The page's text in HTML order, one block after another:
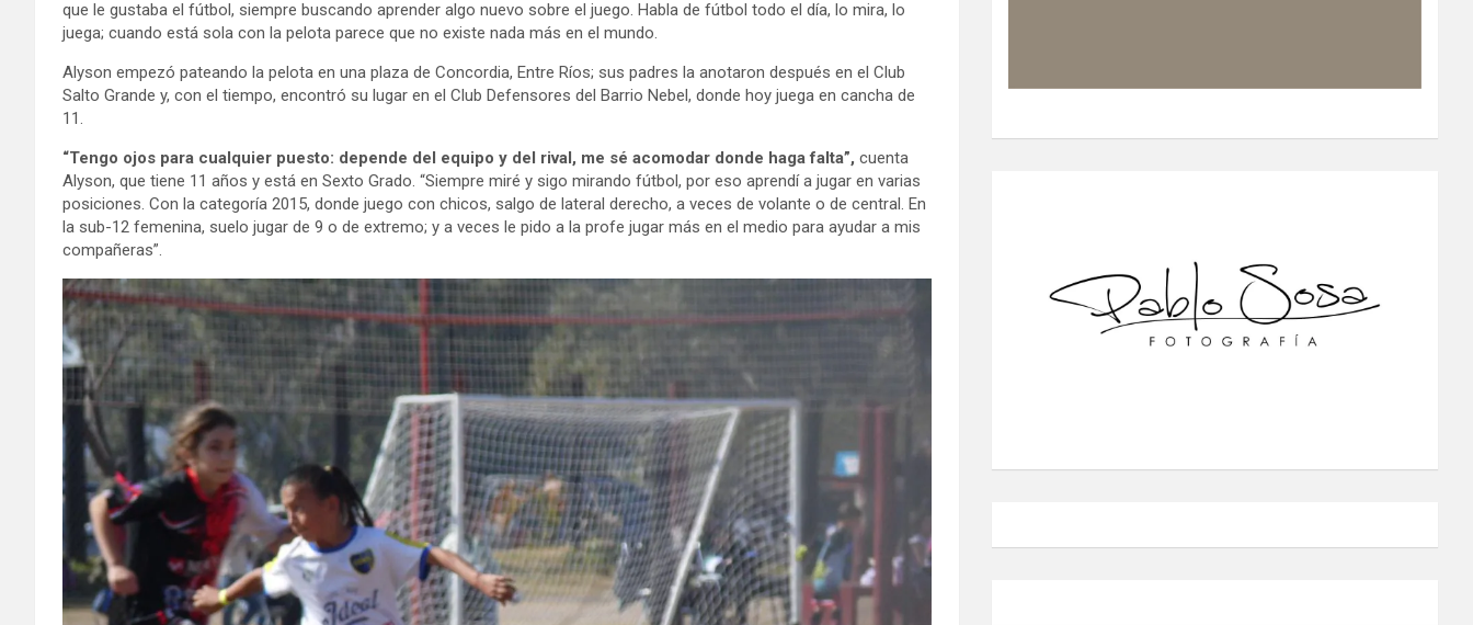
que le gustaba el fútbol, siempre buscando aprender algo nuevo sobre el juego. Habla de fútbol todo el día, lo mira, lo
juega; cuando está sola con la pelota parece que no existe nada más en el mundo.
Alyson empezó pateando la pelota en una plaza de Concordia, Entre Ríos; sus padres la anotaron después en el Club
Salto Grande y, con el tiempo, encontró su lugar en el Club Defensores del Barrio Nebel, donde hoy juega en cancha de
11.
“Tengo ojos para cualquier puesto: depende del equipo y del rival, me sé acomodar donde haga falta”, cuenta
Alyson, que tiene 11 años y está en Sexto Grado. “Siempre miré y sigo mirando fútbol, por eso aprendí a jugar en varias
posiciones. Con la categoría 2015, donde juego con chicos, salgo de lateral derecho, a veces de volante o de central. En
la sub-12 femenina, suelo jugar de 9 o de extremo; y a veces le pido a la profe jugar más en el medio para ayudar a mis
compañeras”.